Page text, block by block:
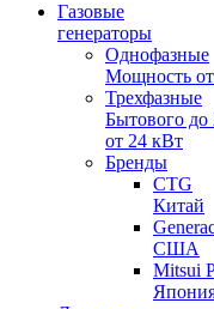
Газовые
генераторы
Однофазные
Мощность
Трехфазные
Бытового
от 24 кВт
Бренды
CTG
Китай
США
Mitsui